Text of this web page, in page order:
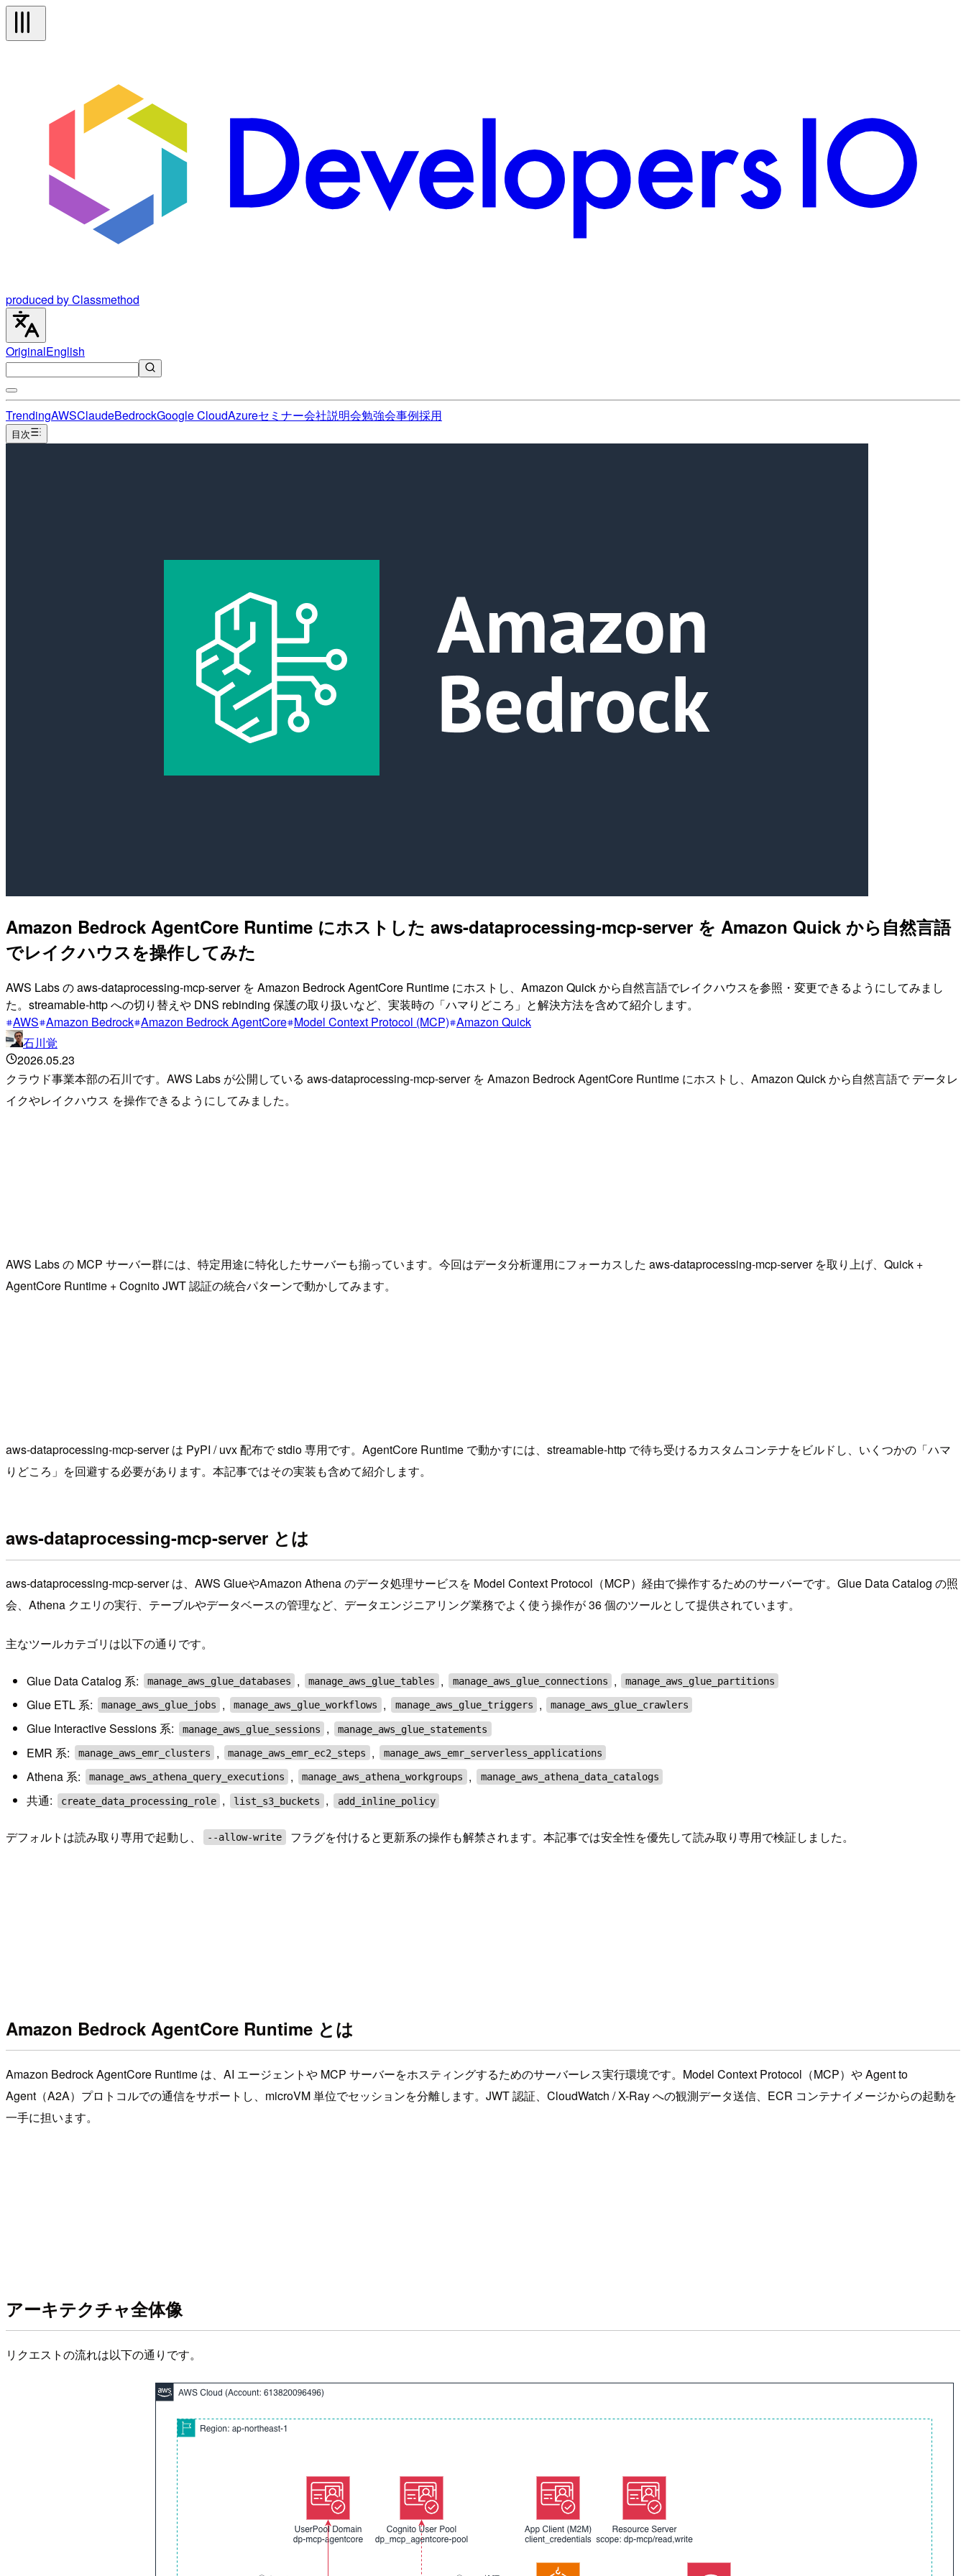
produced by Classmethod
OriginalEnglish
TrendingAWSClaudeBedrockGoogle CloudAzureセミナー会社説明会勉強会事例採用
目次
Amazon Bedrock AgentCore Runtime にホストした aws-dataprocessing-mcp-server を Amazon Quick から自然言語
でレイクハウスを操作してみた
AWS Labs の aws-dataprocessing-mcp-server を Amazon Bedrock AgentCore Runtime にホストし、Amazon Quick から自然言語でレイクハウスを参照・変更できるようにしてみまし
た。streamable-http への切り替えや DNS rebinding 保護の取り扱いなど、実装時の「ハマりどころ」と解決方法を含めて紹介します。
AWS Amazon Bedrock Amazon Bedrock AgentCore Model Context Protocol (MCP) Amazon Quick
石川覚
2026.05.23
クラウド事業本部の石川です。AWS Labs が公開している aws-dataprocessing-mcp-server を Amazon Bedrock AgentCore Runtime にホストし、Amazon Quick から自然言語で データレ
イクやレイクハウス を操作できるようにしてみました。
AWS Labs の MCP サーバー群には、特定用途に特化したサーバーも揃っています。今回はデータ分析運用にフォーカスした aws-dataprocessing-mcp-server を取り上げ、Quick +
AgentCore Runtime + Cognito JWT 認証の統合パターンで動かしてみます。
aws-dataprocessing-mcp-server は PyPI / uvx 配布で stdio 専用です。AgentCore Runtime で動かすには、streamable-http で待ち受けるカスタムコンテナをビルドし、いくつかの「ハマ
りどころ」を回避する必要があります。本記事ではその実装も含めて紹介します。
aws-dataprocessing-mcp-server とは
aws-dataprocessing-mcp-server は、AWS GlueやAmazon Athena のデータ処理サービスを Model Context Protocol（MCP）経由で操作するためのサーバーです。Glue Data Catalog の照
会、Athena クエリの実行、テーブルやデータベースの管理など、データエンジニアリング業務でよく使う操作が 36 個のツールとして提供されています。
主なツールカテゴリは以下の通りです。
Glue Data Catalog 系: manage_aws_glue_databases , manage_aws_glue_tables , manage_aws_glue_connections , manage_aws_glue_partitions
Glue ETL 系: manage_aws_glue_jobs , manage_aws_glue_workflows , manage_aws_glue_triggers , manage_aws_glue_crawlers
Glue Interactive Sessions 系: manage_aws_glue_sessions , manage_aws_glue_statements
EMR 系: manage_aws_emr_clusters , manage_aws_emr_ec2_steps , manage_aws_emr_serverless_applications
Athena 系: manage_aws_athena_query_executions , manage_aws_athena_workgroups , manage_aws_athena_data_catalogs
共通: create_data_processing_role , list_s3_buckets , add_inline_policy
デフォルトは読み取り専用で起動し、 --allow-write フラグを付けると更新系の操作も解禁されます。本記事では安全性を優先して読み取り専用で検証しました。
Amazon Bedrock AgentCore Runtime とは
Amazon Bedrock AgentCore Runtime は、AI エージェントや MCP サーバーをホスティングするためのサーバーレス実行環境です。Model Context Protocol（MCP）や Agent to
Agent（A2A）プロトコルでの通信をサポートし、microVM 単位でセッションを分離します。JWT 認証、CloudWatch / X-Ray への観測データ送信、ECR コンテナイメージからの起動を
一手に担います。
アーキテクチャ全体像
リクエストの流れは以下の通りです。